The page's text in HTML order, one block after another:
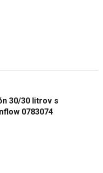
30/30 litrov s
0783074